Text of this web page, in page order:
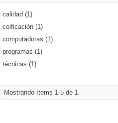
calidad (1)
coificación (1)
computadoras (1)
programas (1)
técnicas (1)
Mostrando ítems 1-5 de 1